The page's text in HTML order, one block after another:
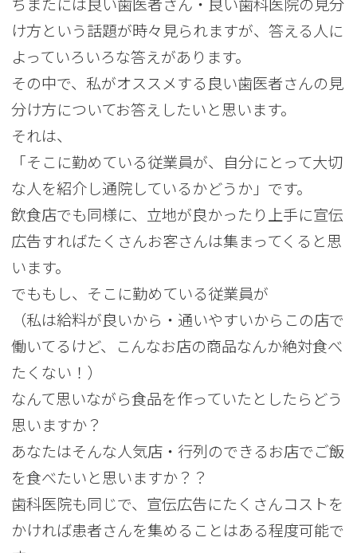
け方という話題が時々見られますが、答える人に
よっていろいろな答えがあります。
その中で、私がオススメする良い歯医者さんの見
分け方についてお答えしたいと思います。
それは、
「そこに勤めている従業員が、自分にとって大切
な人を紹介し通院しているかどうか」です。
飲食店でも同様に、立地が良かったり上手に宣伝
広告すればたくさんお客さんは集まってくると思
います。
でももし、そこに勤めている従業員が
（私は給料が良いから・通いやすいからこの店で
働いてるけど、こんなお店の商品なんか絶対食べ
たくない！）
なんて思いながら食品を作っていたとしたらどう
思いますか？
あなたはそんな人気店・行列のできるお店でご飯
を食べたいと思いますか？？
歯科医院も同じで、宣伝広告にたくさんコストを
かければ患者さんを集めることはある程度可能で